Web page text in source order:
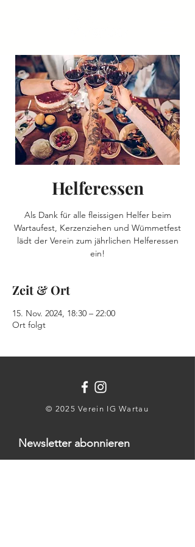
Helferessen
Als Dank für alle fleissigen Helfer beim
Wartaufest, Kerzenziehen und Wümmetfest
lädt der Verein zum jährlichen Helferessen
ein!
Zeit & Ort
15. Nov. 2024, 18:30 – 22:00
Ort folgt
© 2025 Verein IG Wartau
Newsletter abonnieren